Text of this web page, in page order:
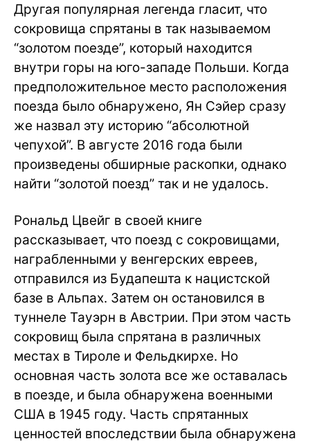
Другая популярная легенда гласит, что
сокровища спрятаны в так называемом
“золотом поезде”, который находится
внутри горы на юго-западе Польши. Когда
предположительное место расположения
поезда было обнаружено, Ян Сэйер сразу
же назвал эту историю “абсолютной
чепухой”. В августе 2016 года были
произведены обширные раскопки, однако
найти “золотой поезд” так и не удалось.
Рональд Цвейг в своей книге
рассказывает, что поезд с сокровищами,
награбленными у венгерских евреев,
отправился из Будапешта к нацистской
базе в Альпах. Затем он остановился в
туннеле Тауэрн в Австрии. При этом часть
сокровищ была спрятана в различных
местах в Тироле и Фельдкирхе. Но
основная часть золота все же оставалась
в поезде, и была обнаружена военными
США в 1945 году. Часть спрятанных
ценностей впоследствии была обнаружена